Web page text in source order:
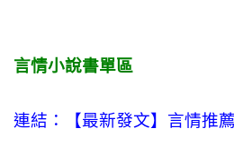
言情小說書單區
連結：【最新發文】 言情推